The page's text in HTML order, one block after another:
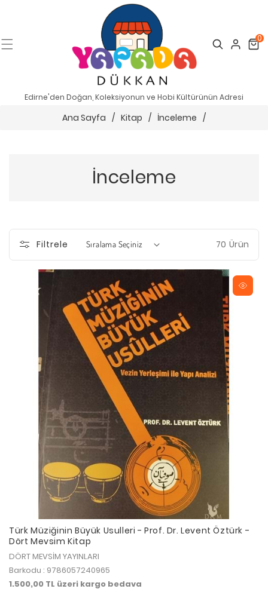
Search Cart
0
Edirne'den Doğan, Koleksiyonun ve Hobi Kültürünün Adresi
Ana Sayfa / Kitap / İnceleme /
İnceleme
Filtrele 70 Ürün
Türk Müziğinin Büyük Usulleri - Prof. Dr. Levent Öztürk -
Dört Mevsim Kitap
DÖRT MEVSİM YAYINLARI
Barkodu : 9786057240965
1.500,00 TL üzeri kargo bedava